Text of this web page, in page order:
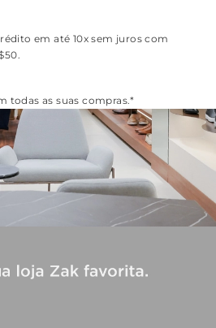
em até 10x sem juros com
todas as suas compras.*